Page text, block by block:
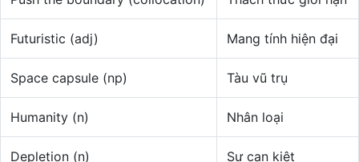
Futuristic (adj) Mang tính hiện đại
Space capsule (np) Tàu vũ trụ
Humanity (n) Nhân loại
Depletion (n) Sự cạn kiệt